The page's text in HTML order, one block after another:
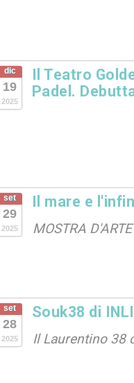
dic
19
2025
Il Teatro
Padel.
set
29
2025
Il mare e
MOSTRA
set
28
2025
Souk38 di
Il Laurentino 38